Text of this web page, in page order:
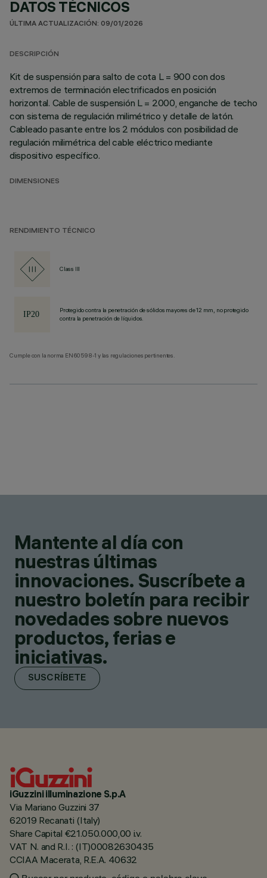
DATOS TÉCNICOS
ÚLTIMA ACTUALIZACIÓN: 09/01/2026
DESCRIPCIÓN
Kit de suspensión para salto de cota L = 900 con dos
extremos de terminación electrificados en posición
horizontal. Cable de suspensión L = 2000, enganche de techo
con sistema de regulación milimétrico y detalle de latón.
Cableado pasante entre los 2 módulos con posibilidad de
regulación milimétrica del cable eléctrico mediante
dispositivo específico.
DIMENSIONES
RENDIMIENTO TÉCNICO
Class III
Protegido contra la penetración de sólidos mayores de 12 mm, no protegido
contra la penetración de líquidos.
Cumple con la norma EN60598-1 y las regulaciones pertinentes.
Mantente al día con
nuestras últimas
innovaciones. Suscríbete a
nuestro boletín para recibir
novedades sobre nuevos
productos, ferias e
iniciativas.
SUSCRÍBETE
iGuzzini illuminazione S.p.A
Via Mariano Guzzini 37
62019 Recanati (Italy)
Share Capital €21.050.000,00 i.v.
VAT N. and R.I. : (IT)00082630435
CCIAA Macerata, R.E.A. 40632